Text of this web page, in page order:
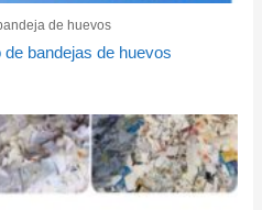
de huevos
de bandejas de huevos